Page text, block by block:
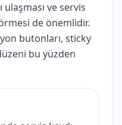
ve servis
de önemlidir.
butonları, sticky
bu yüzden